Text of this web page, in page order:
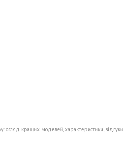
огляд кращих моделей, характеристики, відгуки